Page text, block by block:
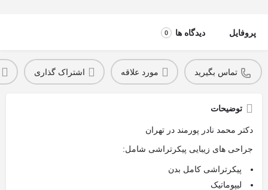
پروفایل دیدگاه ها 0
تماس بگیرید مورد علاقه اشتراک گذاری
توضیحات
دکتر محمد نادر پورمند در تهران
جراحی های زیبایی پیکرتراشی شامل:
پیکرتراشی کامل بدن
لیپوماتیک